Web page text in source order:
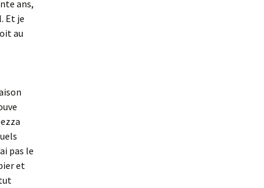
ans,
Et je
au
pas le
et